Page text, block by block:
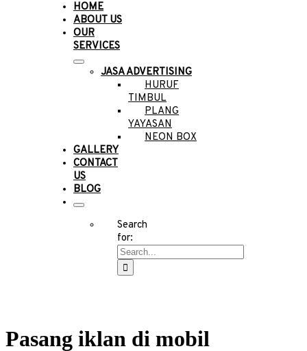
HOME
ABOUT US
OUR
SERVICES
JASA ADVERTISING
HURUF
TIMBUL
PLANG
YAYASAN
NEON BOX
GALLERY
CONTACT
US
BLOG
Search
for:
Pasang iklan di mobil